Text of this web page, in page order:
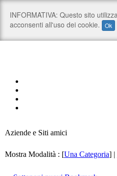
Aziende e Siti amici
Mostra Modalità : [Una Categoria] |